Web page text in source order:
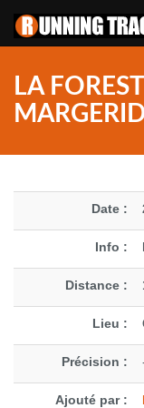
LA
Date :
Info :
Distance :
Lieu :
Précision :
Ajouté par :